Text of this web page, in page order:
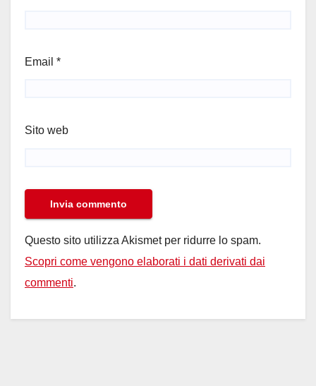
Email *
Sito web
Questo sito utilizza Akismet per ridurre lo spam.
Scopri come vengono elaborati i dati derivati dai
commenti.